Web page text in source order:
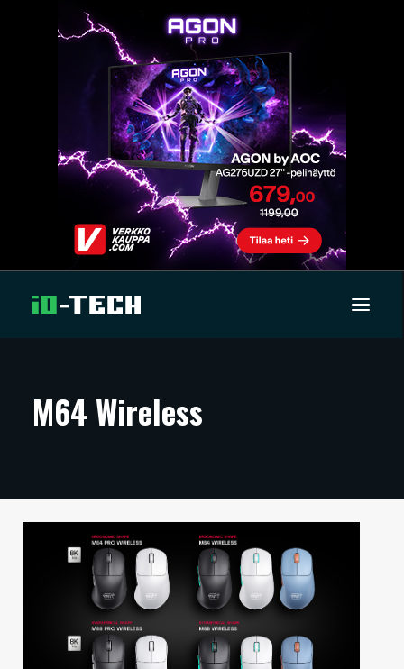
ARTIKKELIT
TECHBBS
VAIHDA TEEMA
M64 Wireless